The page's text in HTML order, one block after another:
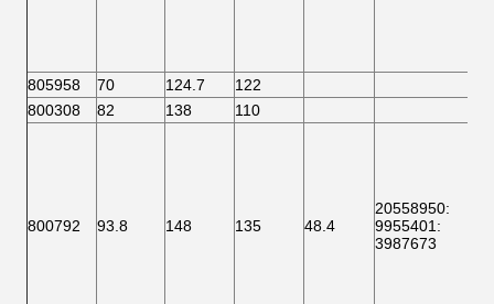
805958 70 124.7
122
800308
82 138 110
800792 93.8 148 135 48.4
20558950:
9955401 :
3987673